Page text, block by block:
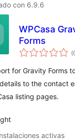
con 6.9.6
WPCasa
Forms
for Gravity Forms
to the contact
listing pages.
activas